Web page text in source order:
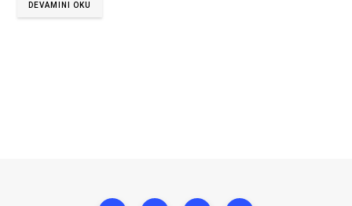
DEVAMINI OKU